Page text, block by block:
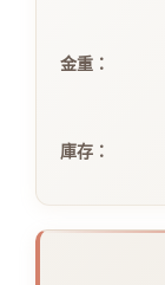
金重：
庫存：